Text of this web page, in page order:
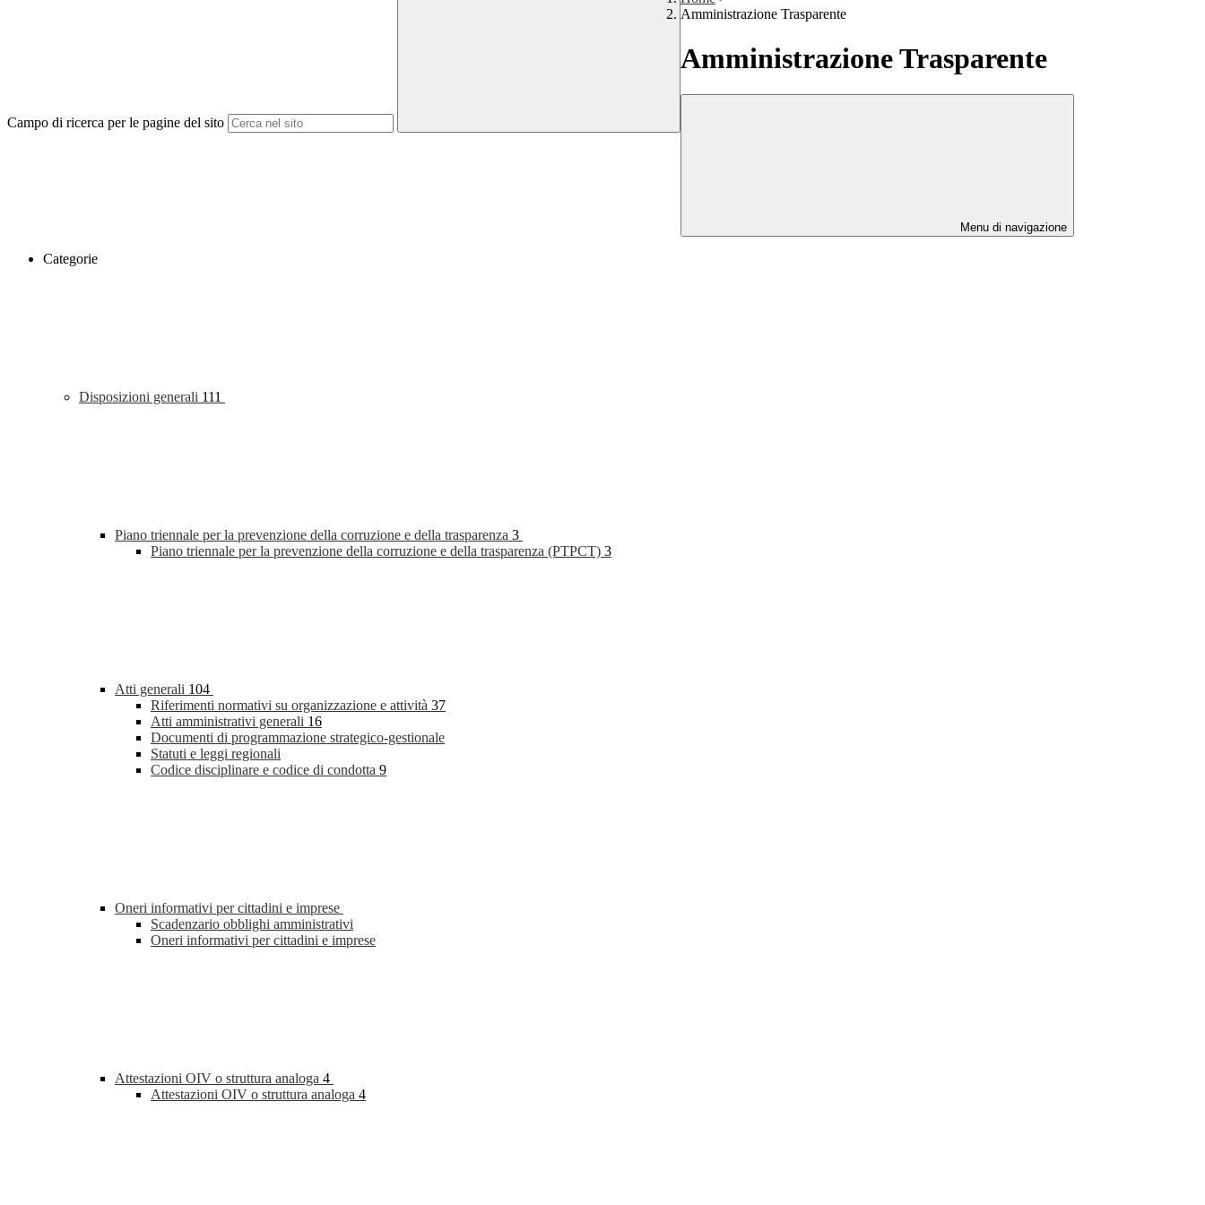
Campo di ricerca per le pagine del sito
Amministrazione Trasparente
Amministrazione Trasparente
Menu di navigazione
Categorie
Disposizioni generali 111
Piano triennale per la prevenzione della corruzione e della trasparenza 3
Piano triennale per la prevenzione della corruzione e della trasparenza (PTPCT) 3
Atti generali 104
Riferimenti normativi su organizzazione e attività 37
Atti amministrativi generali 16
Documenti di programmazione strategico-gestionale
Statuti e leggi regionali
Codice disciplinare e codice di condotta 9
Oneri informativi per cittadini e imprese
Scadenzario obblighi amministrativi
Oneri informativi per cittadini e imprese
Attestazioni OIV o struttura analoga 4
Attestazioni OIV o struttura analoga 4